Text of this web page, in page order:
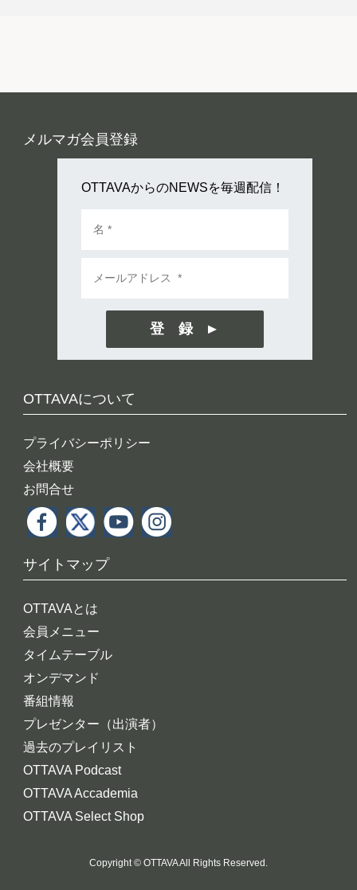
OTTAVAについて
プライバシーポリシー
会社概要
お問合せ
サイトマップ
OTTAVAとは
会員メニュー
タイムテーブル
オンデマンド
番組情報
プレゼンター（出演者）
過去のプレイリスト
OTTAVA Podcast
OTTAVA Accademia
OTTAVA Select Shop
メルマガ会員登録
OTTAVAからのNEWSを毎週配信！
登 録
Copyright © OTTAVA All Rights Reserved.